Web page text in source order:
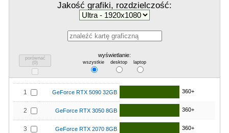
Jakość grafiki, rozdzielczość:
porównać
(0)
wyświetlanie:
wszystkie desktop laptop
1 GeForce RTX 5090 32GB 360+
2 GeForce RTX 3050 8GB 360+
3 GeForce RTX 2070 8GB 360+